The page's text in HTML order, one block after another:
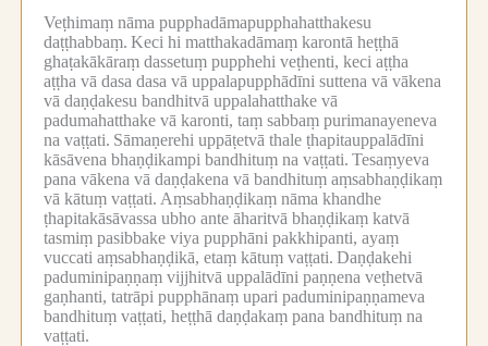
Veṭhimaṃ nāma pupphadāmapupphahatthakesu
daṭṭhabbaṃ. Keci hi matthakadāmaṃ karontā heṭṭhā
ghaṭakākāraṃ dassetuṃ pupphehi veṭhenti, keci aṭṭha
aṭṭha vā dasa dasa vā uppalapupphādīni suttena vā vākena
vā daṇḍakesu bandhitvā uppalahatthake vā
padumahatthake vā karonti, taṃ sabbaṃ purimanayeneva
na vaṭṭati. Sāmaṇerehi uppāṭetvā thale ṭhapitauppalādīni
kāsāvena bhaṇḍikampi bandhituṃ na vaṭṭati. Tesaṃyeva
pana vākena vā daṇḍakena vā bandhituṃ aṃsabhaṇḍikaṃ
vā kātuṃ vaṭṭati. Aṃsabhaṇḍikaṃ nāma khandhe
ṭhapitakāsāvassa ubho ante āharitvā bhaṇḍikaṃ katvā
tasmiṃ pasibbake viya pupphāni pakkhipanti, ayaṃ
vuccati aṃsabhaṇḍikā, etaṃ kātuṃ vaṭṭati. Daṇḍakehi
paduminipaṇṇaṃ vijjhitvā uppalādīni paṇṇena veṭhetvā
gaṇhanti, tatrāpi pupphānaṃ upari paduminipaṇṇameva
bandhituṃ vaṭṭati, heṭṭhā daṇḍakaṃ pana bandhituṃ na
vaṭṭati.